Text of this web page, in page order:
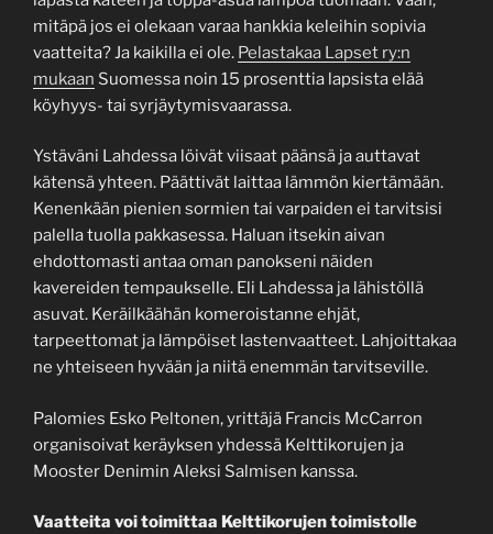
mitäpä jos ei olekaan varaa hankkia keleihin sopivia
vaatteita? Ja kaikilla ei ole. Pelastakaa Lapset ry:n
mukaan Suomessa noin 15 prosenttia lapsista elää
köyhyys- tai syrjäytymisvaarassa.
Ystäväni Lahdessa löivät viisaat päänsä ja auttavat
kätensä yhteen. Päättivät laittaa lämmön kiertämään.
Kenenkään pienien sormien tai varpaiden ei tarvitsisi
palella tuolla pakkasessa. Haluan itsekin aivan
ehdottomasti antaa oman panokseni näiden
kavereiden tempaukselle. Eli Lahdessa ja lähistöllä
asuvat. Keräilkäähän komeroistanne ehjät,
tarpeettomat ja lämpöiset lastenvaatteet. Lahjoittakaa
ne yhteiseen hyvään ja niitä enemmän tarvitseville.
Palomies Esko Peltonen, yrittäjä Francis McCarron
organisoivat keräyksen yhdessä Kelttikorujen ja
Mooster Denimin Aleksi Salmisen kanssa.
Vaatteita voi toimittaa Kelttikorujen toimistolle